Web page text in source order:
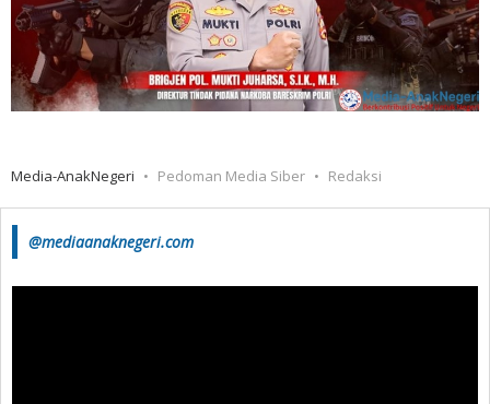
Media-AnakNegeri Pedoman Media Siber Redaksi
@mediaanaknegeri.com